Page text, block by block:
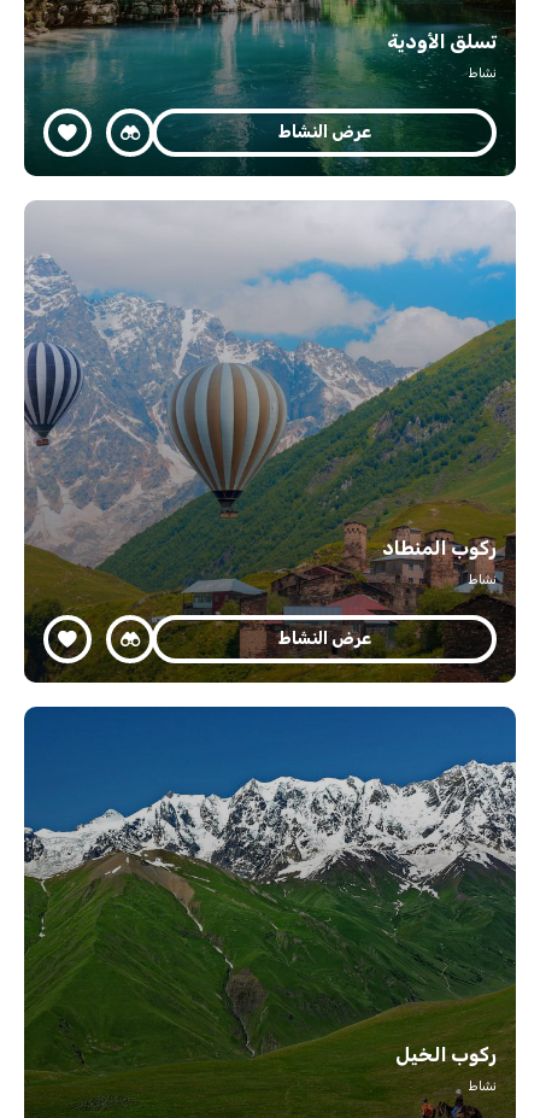
تسلق الأودية
نشاط
عرض النشاط
ركوب المنطاد
نشاط
عرض النشاط
ركوب الخيل
نشاط